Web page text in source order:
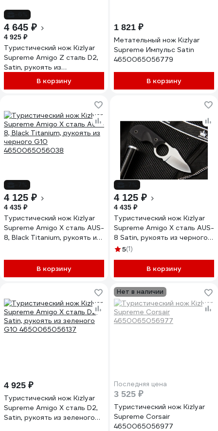
4 645 ₽
4 925 ₽
Туристический нож Kizlyar
Supreme Amigo Z сталь D2,
Satin, рукоять из
оранжевого G10
4650065056199
В корзину
1 821 ₽
Метательный нож Kizlyar
Supreme Импульс Satin
4650065056779
В корзину
4 125 ₽
4 435 ₽
Туристический нож Kizlyar
Supreme Amigo X сталь AUS-
8, Black Titanium, рукоять из
В корзину
4 125 ₽
4 435 ₽
Туристический нож Kizlyar
Supreme Amigo X сталь AUS-
8 Satin, рукоять из черного
G10 4650065056052
5(1)
В корзину
4 925 ₽
Туристический нож Kizlyar
Supreme Amigo X сталь D2,
Satin, рукоять из зеленого
Нет в наличии
Последняя цена
3 525 ₽
Туристический нож Kizlyar
Supreme Corsair
4650065056977